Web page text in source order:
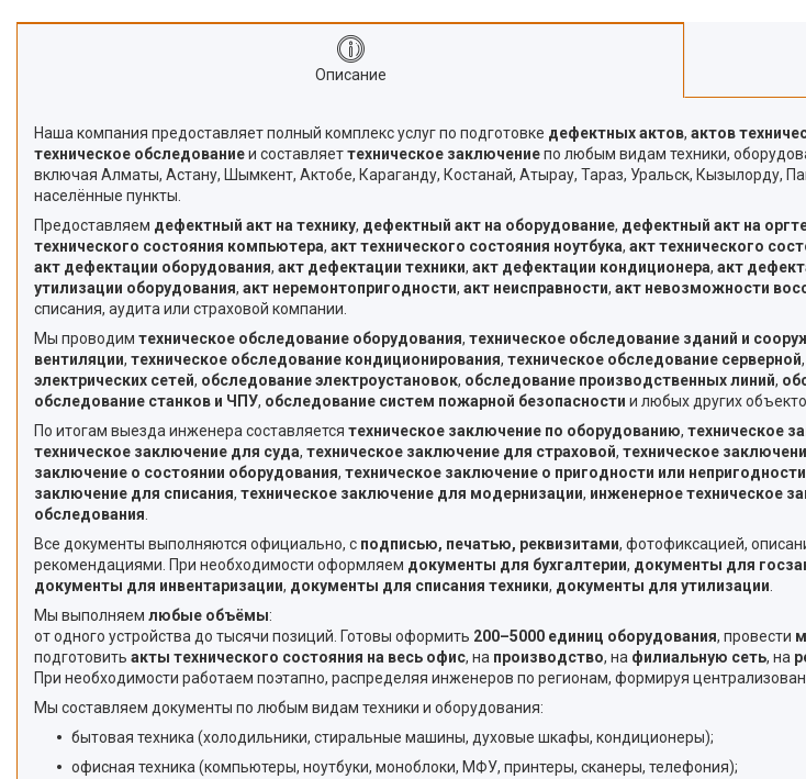
Описание
Наша компания предоставляет полный комплекс услуг по подготовке дефектных актов, актов
техническое обследованиеи составляеттехническое заключениепо любым видам техники,
включая Алматы, Астану, Шымкент, Актобе, Караганду, Костанай, Атырау, Тараз, Уральск, Кызылорду,
населённые пункты.
Предоставляем дефектный акт на технику, дефектный акт на оборудование, дефектный акт на
технического состояния компьютера, акт технического состояния ноутбука, акт технического
акт дефектации оборудования, акт дефектации техники, акт дефектации кондиционера, акт
утилизации оборудования, акт неремонтопригодности, акт неисправности, акт невозможности
списания, аудита или страховой компании.
Мы проводим техническое обследование оборудования, техническое обследование зданий и
вентиляции, техническое обследование кондиционирования, техническое обследование серверной,
электрических сетей, обследование электроустановок, обследование производственных линий,
обследование станков и ЧПУ, обследование систем пожарной безопасности и любых других
По итогам выезда инженера составляется техническое заключение по оборудованию, техническое
техническое заключение для суда, техническое заключение для страховой, техническое
заключение о состоянии оборудования, техническое заключение о пригодности или непригодности
заключение для списания, техническое заключение для модернизации, инженерное техническое
обследования
Все документы выполняются официально, с подписью, печатью, реквизитами, фотофиксацией,
рекомендациями. При необходимости оформляем документы для бухгалтерии, документы для
документы для инвентаризации, документы для списания техники, документы для утилизации
Мы выполняем любые объёмы:
от одного устройства до тысячи позиций. Готовы оформить 200–5000 единиц оборудования, провести
подготовить акты технического состояния на весь офис, на производство, на филиальную сеть, на
При необходимости работаем поэтапно, распределяя инженеров по регионам, формируя
Мы составляем документы по любым видам техники и оборудования:
бытовая техника (холодильники, стиральные машины, духовые шкафы, кондиционеры);
офисная техника (компьютеры, ноутбуки, моноблоки, МФУ, принтеры, сканеры, телефония);